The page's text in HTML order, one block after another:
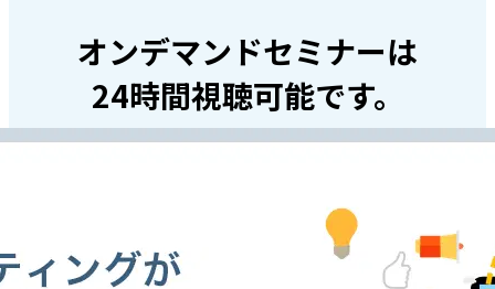
オンデマンドセミナーは
24時間視聴可能です。